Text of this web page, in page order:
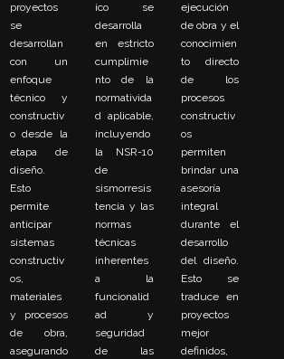
proyectos
se
desarrollan
con un
enfoque
técnico y
constructiv
o desde la
etapa de
diseño.
Esto
permite
anticipar
sistemas
constructiv
os,
materiales
y procesos
de obra,
asegurando
ico se
desarrolla
en estricto
cumplimie
nto de la
normativida
d aplicable,
incluyendo
la NSR-10
de
sismorresis
tencia y las
normas
técnicas
inherentes
a la
funcionalid
ad y
seguridad
de las
ejecución
de obra y el
conocimien
to directo
de los
procesos
constructiv
os
permiten
brindar una
asesoría
integral
durante el
desarrollo
del diseño.
Esto se
traduce en
proyectos
mejor
definidos,